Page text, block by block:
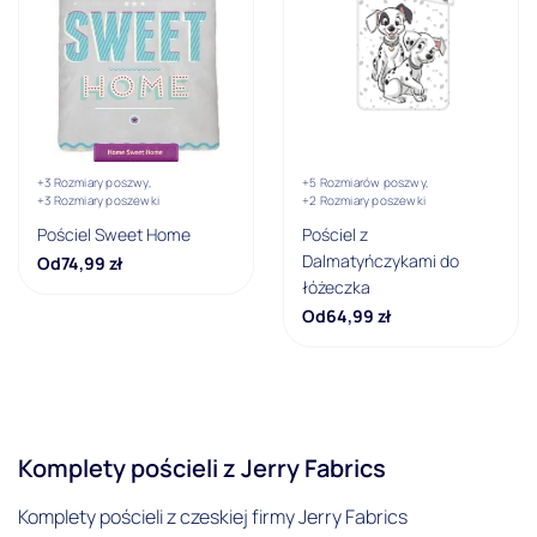
Szary
Zielony
Żółty
Marka
101 Dalmatians
Disney Mickey & Minnie Mouse
100% bawełna
+3 Rozmiary poszwy,
+3 Rozmiary poszewki
Pościel Sweet Home
Od74,99 zł
+5 Rozmiarów poszwy,
+2 Rozmiary poszewki
Pościel z
Dalmatyńczykami do
łóżeczka
Od64,99 zł
Komplety pościeli z Jerry Fabrics
Komplety pościeli z czeskiej firmy Jerry Fabrics